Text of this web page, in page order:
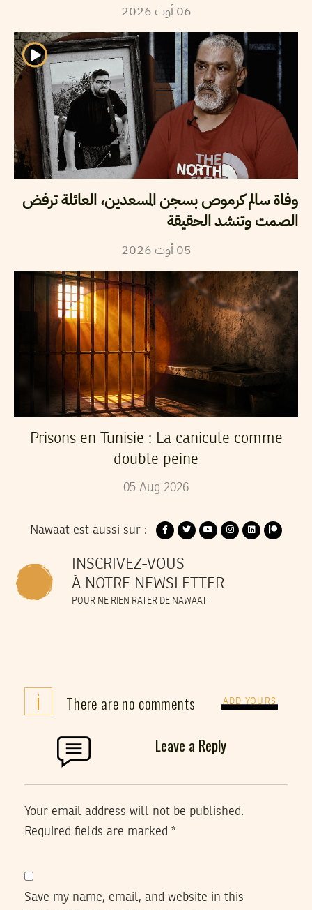
06 أوت2026
وفاة سالم كرموص بسجن المسعدين، العائلة ترفض
الصمت وتنشد الحقيقة
05 أوت2026
Prisons en Tunisie : La canicule comme
double peine
05 Aug 2026
Nawaat est aussi sur :
INSCRIVEZ-VOUS
À NOTRE NEWSLETTER
POUR NE RIEN RATER DE NAWAAT
i There are no comments ADD YOURS
Leave a Reply
Your email address will not be published.
Required fields are marked *
Save my name, email, and website in this